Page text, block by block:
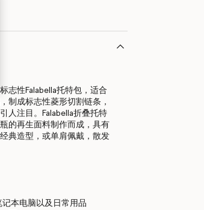
志性Falabella托特包，适合
制成标志性菱形切割链条，
人注目。Falabella折叠托特
的再生面料制作而成，具有
典造型，或单肩佩戴，散发
记本电脑以及日常用品